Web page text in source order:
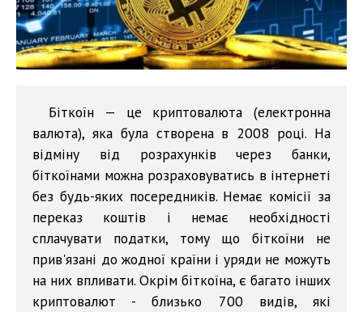
Біткоїн — це криптовалюта (електронна
валюта), яка була створена в 2008 році. На
відміну від розрахунків через банки,
біткоїнами можна розраховуватись в інтернеті
без будь-яких посередників. Немає комісії за
переказ коштів і немає необхідності
сплачувати податки, тому що біткоїни не
прив'язані до жодної країни і уряди не можуть
на них впливати. Окрім біткоїна, є багато інших
криптовалют - близько 700 видів, які